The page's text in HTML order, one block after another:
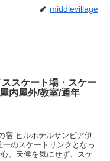
middlevillage
スケート場・スケー
内屋外/教室/通年
宿 ヒルホテルサンピア伊
のスケートリンクとなっ
。天候を気にせず、スケ